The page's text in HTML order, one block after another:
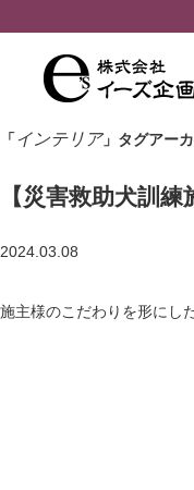
「インテリア」タグアー
【災害救助犬訓
2024.03.08
施主様のこだわりを形にし